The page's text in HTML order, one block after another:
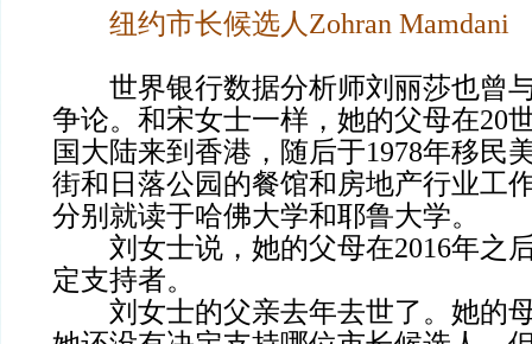
纽约市长候选人Zohran Mamdani
世界银行数据分析师刘丽莎也曾
争论。和宋女士一样，她的父母在20
国大陆来到香港，随后于1978年移民
街和日落公园的餐馆和房地产行业工
分别就读于哈佛大学和耶鲁大学。
刘女士说，她的父母在2016年之
定支持者。
刘女士的父亲去年去世了。她的